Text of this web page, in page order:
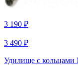
3 190 ₽
3 490 ₽
Удилище с кольцами